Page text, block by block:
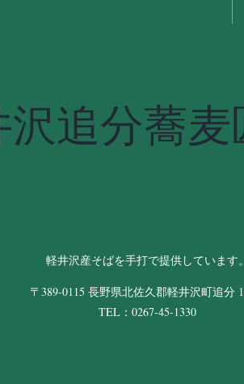
沢追分蕎
軽井沢産そばを手打で提供しています
〒389-0115 長野県北佐久郡軽井沢町追分
TEL：0267-45-1330